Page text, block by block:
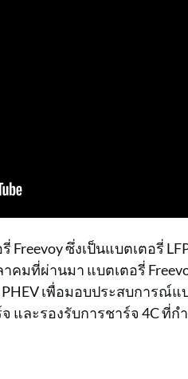
Freevoy ซึ่งเป็นแบตเตอรี่
คมที่ผ่านมา แบตเตอรี่
เพื่อมอบประสบการณ์แ
และรองรับการชาร์จ 4C ที่